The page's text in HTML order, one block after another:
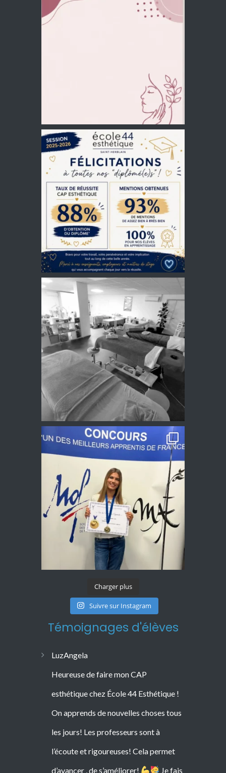
Charger plus
Suivre sur Instagram
Témoignages d'élèves
LuzAngela
Heureuse de faire mon CAP
esthétique chez École 44 Esthétique !
On apprends de nouvelles choses tous
les jours! Les professeurs sont à
l’écoute et rigoureuses! Cela permet
d’avancer , de s’améliorer!
Je fais